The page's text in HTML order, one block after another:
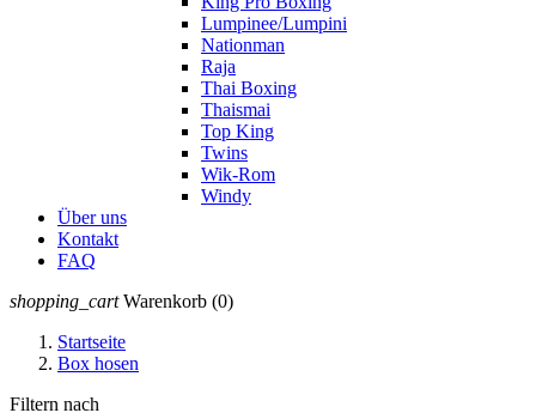
Lumpinee/Lumpini
Nationman
Raja
Thai Boxing
Thaismai
Top King
Twins
Wik-Rom
Windy
Über uns
Kontakt
FAQ
shopping_cart Warenkorb (0)
Startseite
Box hosen
Filtern nach